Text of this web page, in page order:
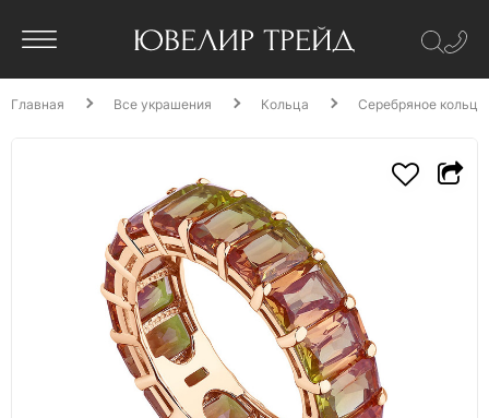
Главная Все украшения Кольца Серебряное кольцо